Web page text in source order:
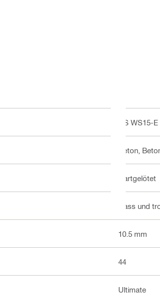
DS WS15-E
Beton,
Hartgelötet
Nass und
10.5 mm
44
Ultimate